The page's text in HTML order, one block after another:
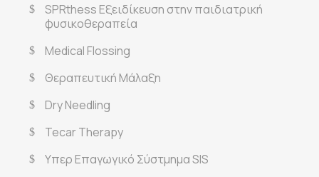
SPRthess Εξειδίκευση στην παιδιατρική
φυσικοθεραπεία
Medical Flossing
Θεραπευτική Μάλαξη
Dry Needling
Tecar Therapy
Υπερ Επαγωγικό Σύστμημα SIS